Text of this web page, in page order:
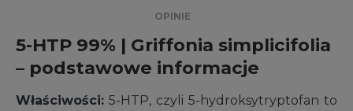
OPINIE
5-HTP 99% | Griffonia simplicifolia
– podstawowe informacje
Właściwości: 5-HTP, czyli 5-hydroksytryptofan to